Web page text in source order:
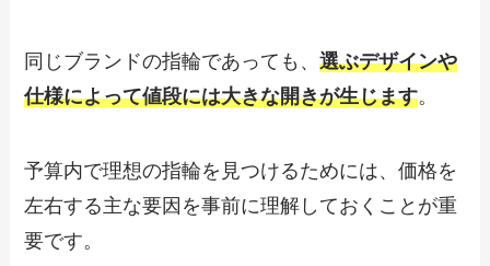
同じブランドの指輪であっても、選ぶデザインや
仕様によって値段には大きな開きが生じます。
予算内で理想の指輪を見つけるためには、価格を
左右する主な要因を事前に理解しておくことが重
要です。